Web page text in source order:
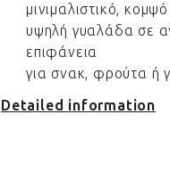
μινιμαλιστικό,
υψηλή γυαλάδα σε
επιφάνεια
για σνακ, φρούτα ή
Detailed information